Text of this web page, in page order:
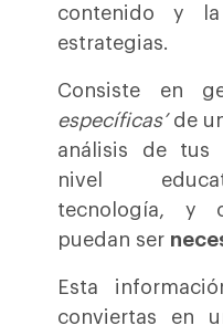
contenido y
estrategias.
Consiste en
específicas’de
análisis de tus
nivel
tecnología, y
puedan ser
Esta
conviertas en